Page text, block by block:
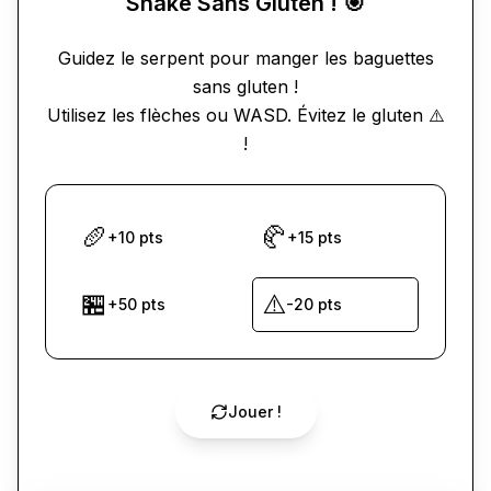
Guidez le serpent pour manger les baguettes
sans gluten !
Utilisez les flèches ou WASD. Évitez le gluten ⚠️
!
🥖 +10 pts 🥐 +15 pts
🏪 +50 pts ⚠️-20 pts
Jouer !